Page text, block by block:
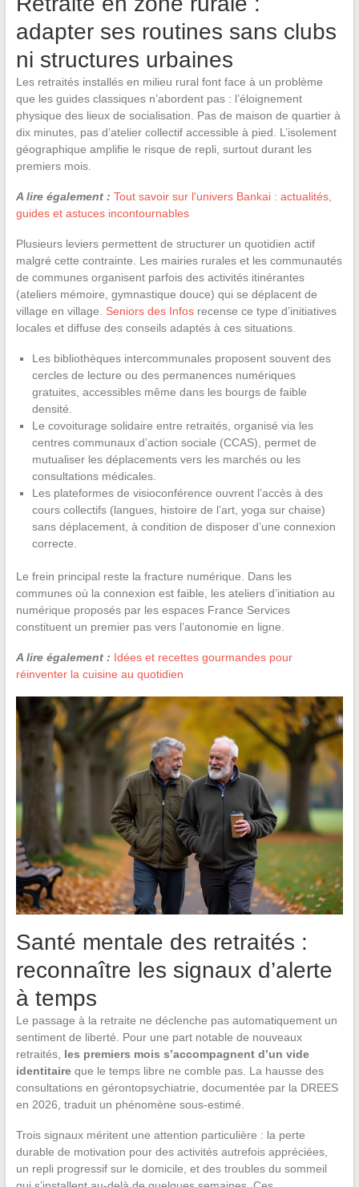
adapter ses routines sans clubs
ni structures urbaines
Les retraités installés en milieu rural font face à un problème
que les guides classiques n’abordent pas : l’éloignement
physique des lieux de socialisation. Pas de maison de quartier à
dix minutes, pas d’atelier collectif accessible à pied. L’isolement
géographique amplifie le risque de repli, surtout durant les
premiers mois.
A lire également : Tout savoir sur l'univers Bankai : actualités,
guides et astuces incontournables
Plusieurs leviers permettent de structurer un quotidien actif
malgré cette contrainte. Les mairies rurales et les communautés
de communes organisent parfois des activités itinérantes
(ateliers mémoire, gymnastique douce) qui se déplacent de
village en village. Seniors des Infosrecense ce type d’initiatives
locales et diffuse des conseils adaptés à ces situations.
Les bibliothèques intercommunales proposent souvent des
cercles de lecture ou des permanences numériques
gratuites, accessibles même dans les bourgs de faible
densité.
Le covoiturage solidaire entre retraités, organisé via les
centres communaux d’action sociale (CCAS), permet de
mutualiser les déplacements vers les marchés ou les
consultations médicales.
Les plateformes de visioconférence ouvrent l’accès à des
cours collectifs (langues, histoire de l’art, yoga sur chaise)
sans déplacement, à condition de disposer d’une connexion
correcte.
Le frein principal reste la fracture numérique. Dans les
communes où la connexion est faible, les ateliers d’initiation au
numérique proposés par les espaces France Services
constituent un premier pas vers l’autonomie en ligne.
A lire également : Idées et recettes gourmandes pour
réinventer la cuisine au quotidien
Santé mentale des retraités :
reconnaître les signaux d’alerte
à temps
Le passage à la retraite ne déclenche pas automatiquement un
sentiment de liberté. Pour une part notable de nouveaux
retraités, les premiers mois s’accompagnent d’un vide
identitaireque le temps libre ne comble pas. La hausse des
consultations en gérontopsychiatrie, documentée par la DREES
en 2026, traduit un phénomène sous-estimé.
Trois signaux méritent une attention particulière : la perte
durable de motivation pour des activités autrefois appréciées,
un repli progressif sur le domicile, et des troubles du sommeil